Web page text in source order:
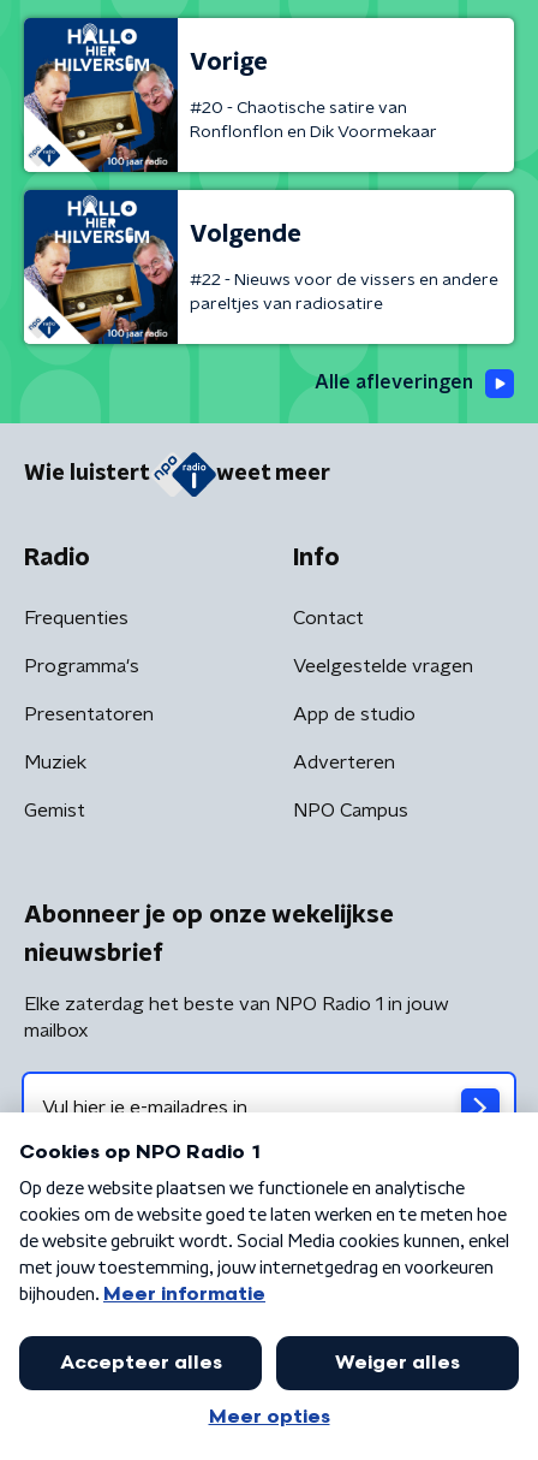
Vorige
#20 - Chaotische satire van
Ronflonflon en Dik Voormekaar
Volgende
#22 - Nieuws voor de vissers en andere
pareltjes van radiosatire
Alle afleveringen
Wie luistert weet meer
Radio
Frequenties
Programma's
Presentatoren
Muziek
Gemist
Info
Contact
Veelgestelde vragen
App de studio
Adverteren
NPO Campus
Abonneer je op onze wekelijkse
nieuwsbrief
Elke zaterdag het beste van NPO Radio 1 in jouw
mailbox
Algemene voorwaarden